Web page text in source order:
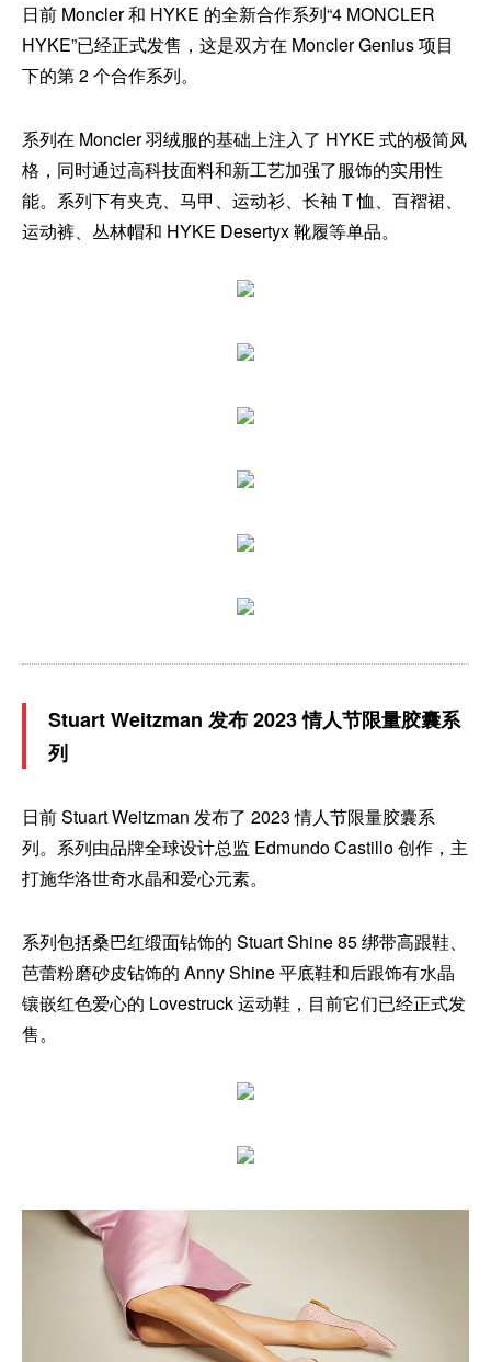
日前 Moncler 和 HYKE 的全新合作系列“4 MONCLER
HYKE”已经正式发售，这是双方在 Moncler Genius 项目
下的第 2 个合作系列。
系列在 Moncler 羽绒服的基础上注入了 HYKE 式的极简风
格，同时通过高科技面料和新工艺加强了服饰的实用性
能。系列下有夹克、马甲、运动衫、长袖 T 恤、百褶裙、
运动裤、丛林帽和 HYKE Desertyx 靴履等单品。
Stuart Weitzman 发布 2023 情人节限量胶囊系
列
日前 Stuart Weitzman 发布了 2023 情人节限量胶囊系
列。系列由品牌全球设计总监 Edmundo Castillo 创作，主
打施华洛世奇水晶和爱心元素。
系列包括桑巴红缎面钻饰的 Stuart Shine 85 绑带高跟鞋、
芭蕾粉磨砂皮钻饰的 Anny Shine 平底鞋和后跟饰有水晶
镶嵌红色爱心的 Lovestruck 运动鞋，目前它们已经正式发
售。